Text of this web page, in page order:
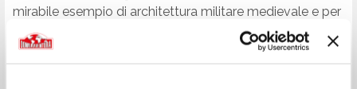
mirabile esempio di architettura militare medievale e per
questo motivo inseriti dall’Unesco nella sua lista di
patrimoni mondiali dell’umanità.
Da qui andremo alla scoperta della spettacolare Val